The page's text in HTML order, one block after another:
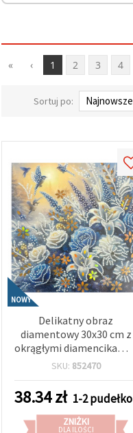
« ‹ 1 2 3 4
Sortuj po:
NOWY
Delikatny obraz
diamentowy 30x30 cm z
okrągłymi diamencikami –
częściowe wyklejanie
powiew” w eleganckiej
ramie LT-3537
SKU: 852470
38.34zł 1-2 pudełko
ZNIŻKI
DLA ILOŚCI